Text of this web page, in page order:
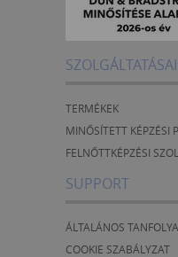
TERMÉKEK
MINŐSÍTETT KÉPZÉSI
FELNŐTTKÉPZÉSI
SUPPORT
ÁLTALÁNOS
COOKIE SZABÁLYZAT